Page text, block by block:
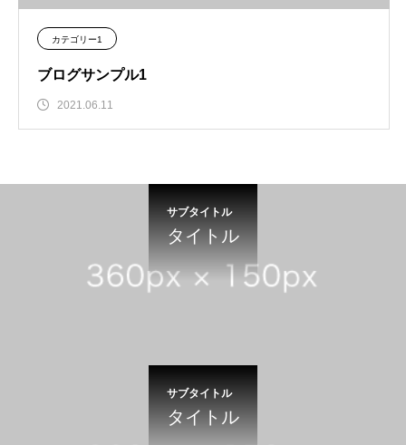
カテゴリー1
ブログサンプル1
2021.06.11
サブタイトル
タイトル
サブタイトル
タイトル